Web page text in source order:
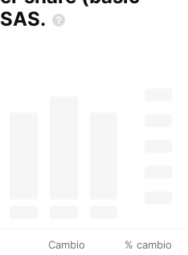
SAS.
Cambio % cambio